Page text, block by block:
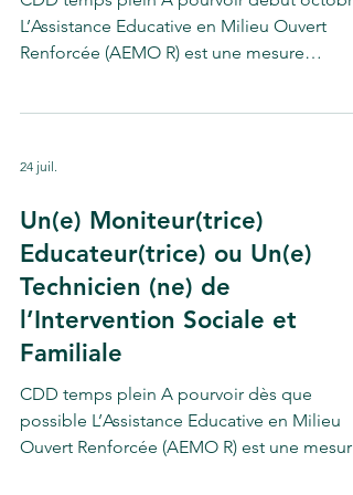
L’Assistance Educative en Milieu Ouvert
Renforcée (AEMO R) est une mesure
de vie du ou des enfants confiés.
apporter « aide et conseil » afin de réduire
au maximum ou supprimer le danger
pour les mineurs concernés, en mobilisant
les parents dans leu
24 juil.
Un(e) Moniteur(trice)
Educateur(trice) ou Un(e)
Technicien (ne) de
l’Intervention Sociale et
Familiale
CDD temps plein A pourvoir dès que
possible L’Assistance Educative en Milieu
Ouvert Renforcée (AEMO R) est une mesure